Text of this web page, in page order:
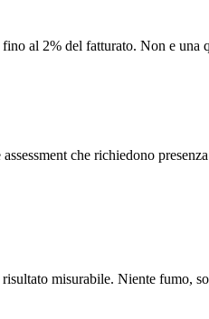
al 2% del fatturato. Non e una
che richiedono
misurabile. Niente fumo,